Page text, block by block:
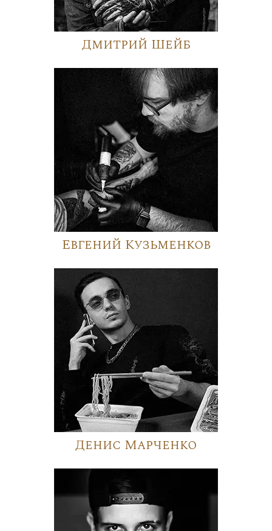
Дмитрий Шейб
Евгений Кузьменков
Денис Марченко